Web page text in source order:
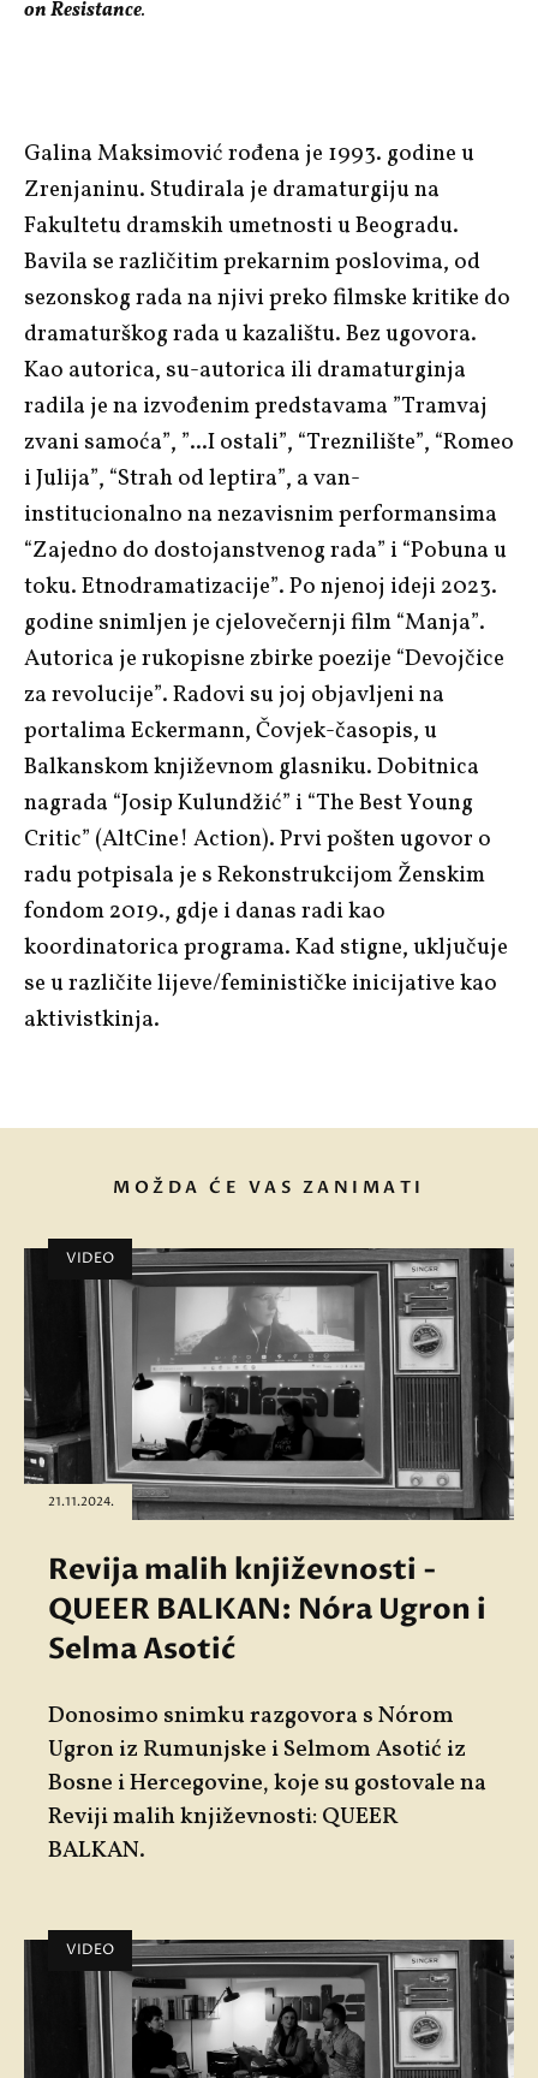
on Resistance.
Galina Maksimović rođena je 1993. godine u
Zrenjaninu. Studirala je dramaturgiju na
Fakultetu dramskih umetnosti u Beogradu.
Bavila se različitim prekarnim poslovima, od
sezonskog rada na njivi preko filmske kritike do
dramaturškog rada u kazalištu. Bez ugovora.
Kao autorica, su-autorica ili dramaturginja
radila je na izvođenim predstavama ”Tramvaj
zvani samoća”, ”...I ostali”, “Treznilište”, “Romeo
i Julija”, “Strah od leptira”, a van-
institucionalno na nezavisnim performansima
“Zajedno do dostojanstvenog rada” i “Pobuna u
toku. Etnodramatizacije”. Po njenoj ideji 2023.
godine snimljen je cjelovečernji film “Manja”.
Autorica je rukopisne zbirke poezije “Devojčice
za revolucije”. Radovi su joj objavljeni na
portalima Eckermann, Čovjek-časopis, u
Balkanskom književnom glasniku. Dobitnica
nagrada “Josip Kulundžić” i “The Best Young
Critic” (AltCine! Action). Prvi pošten ugovor o
radu potpisala je s Rekonstrukcijom Ženskim
fondom 2019., gdje i danas radi kao
koordinatorica programa. Kad stigne, uključuje
se u različite lijeve/feminističke inicijative kao
aktivistkinja.
MOŽDA ĆE VAS ZANIMATI
VIDEO
21.11.2024.
Revija malih književnosti -
QUEER BALKAN: Nóra Ugron i
Selma Asotić
Donosimo snimku razgovora sNórom
Ugroniz Rumunjske iSelmom Asotić iz
Bosne i Hercegovine, koje su gostovale na
Reviji malih književnosti: QUEER
BALKAN.
VIDEO